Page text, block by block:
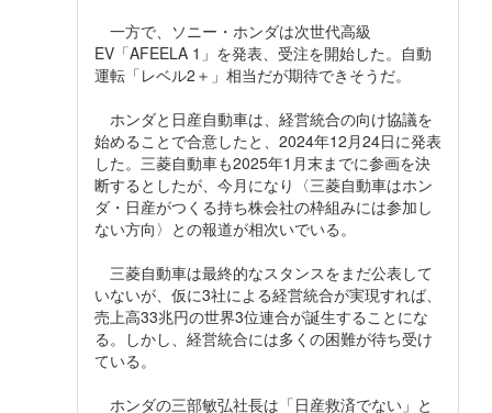
一方で、ソニー・ホンダは次世代高級
EV「AFEELA 1」を発表、受注を開始した。自動
運転「レベル2＋」相当だが期待できそうだ。
ホンダと日産自動車は、経営統合の向け協議を
始めることで合意したと、2024年12月24日に発表
した。三菱自動車も2025年1月末までに参画を決
断するとしたが、今月になり〈三菱自動車はホン
ダ・日産がつくる持ち株会社の枠組みには参加し
ない方向〉との報道が相次いでいる。
三菱自動車は最終的なスタンスをまだ公表して
いないが、仮に3社による経営統合が実現すれば、
売上高33兆円の世界3位連合が誕生することにな
る。しかし、経営統合には多くの困難が待ち受け
ている。
ホンダの三部敏弘社長は「日産救済でない」と